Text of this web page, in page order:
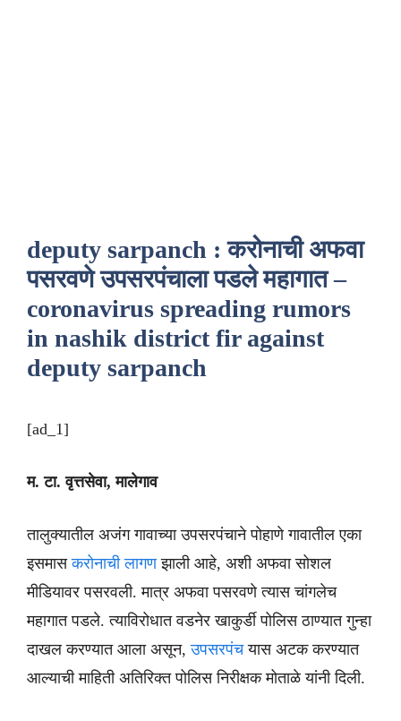
deputy sarpanch : करोनाची अफवा
पसरवणे उपसरपंचाला पडले महागात –
coronavirus spreading rumors
in nashik district fir against
deputy sarpanch
[ad_1]
म. टा. वृत्तसेवा, मालेगाव
तालुक्यातील अजंग गावाच्या उपसरपंचाने पोहाणे गावातील एका
इसमासकरोनाची लागणझाली आहे, अशी अफवा सोशल
मीडियावर पसरवली. मात्र अफवा पसरवणे त्यास चांगलेच
महागात पडले. त्याविरोधात वडनेर खाकुर्डी पोलिस ठाण्यात गुन्हा
दाखल करण्यात आला असून,उपसरपंचयास अटक करण्यात
आल्याची माहिती अतिरिक्त पोलिस निरीक्षक मोताळे यांनी दिली.